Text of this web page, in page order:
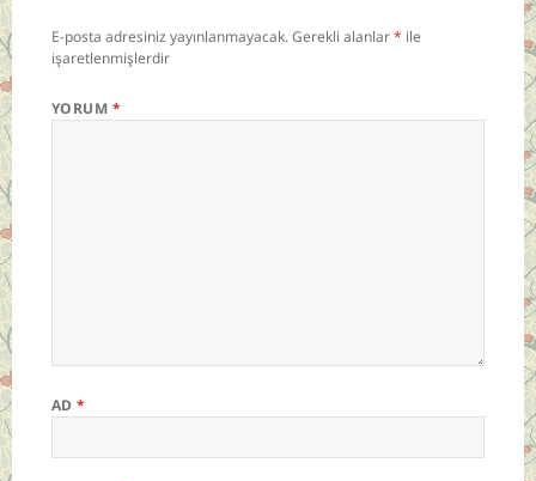
E-posta adresiniz yayınlanmayacak.Gerekli alanlar* ile
işaretlenmişlerdir
YORUM *
AD*